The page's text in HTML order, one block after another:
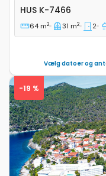
Toværelses hus
HUS K-7466
64 m2 31 m2 2
Vælg datoer og
Previous
-19 %